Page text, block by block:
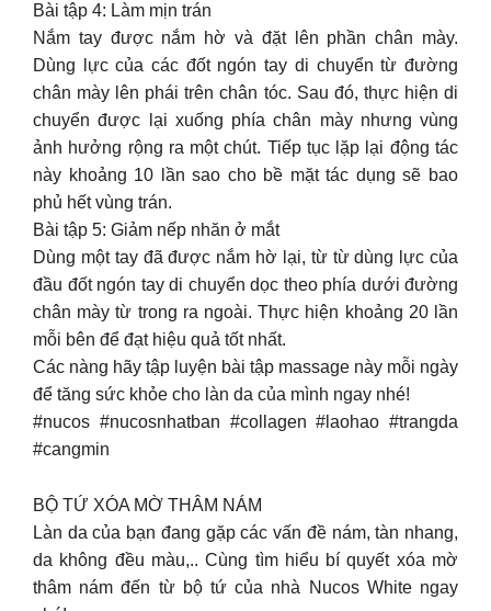
Bài tập 4: Làm mịn trán
Nắm tay được nắm hờ và đặt lên phần chân mày.
Dùng lực của các đốt ngón tay di chuyển từ đường
chân mày lên phái trên chân tóc. Sau đó, thực hiện di
chuyển được lại xuống phía chân mày nhưng vùng
ảnh hưởng rộng ra một chút. Tiếp tục lặp lại động tác
này khoảng 10 lần sao cho bề mặt tác dụng sẽ bao
phủ hết vùng trán.
Bài tập 5: Giảm nếp nhăn ở mắt
Dùng một tay đã được nắm hờ lại, từ từ dùng lực của
đầu đốt ngón tay di chuyển dọc theo phía dưới đường
chân mày từ trong ra ngoài. Thực hiện khoảng 20 lần
mỗi bên để đạt hiệu quả tốt nhất.
Các nàng hãy tập luyện bài tập massage này mỗi ngày
để tăng sức khỏe cho làn da của mình ngay nhé!
#nucos #nucosnhatban #collagen #laohao #trangda
#cangmin
BỘ TỨ XÓA MỜ THÂM NÁM
Làn da của bạn đang gặp các vấn đề nám, tàn nhang,
da không đều màu,.. Cùng tìm hiểu bí quyết xóa mờ
thâm nám đến từ bộ tứ của nhà Nucos White ngay